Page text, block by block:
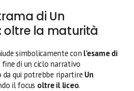
di Un
oltre la maturità
simbolicamente con l’esame di
fine di un ciclo narrativo
qui potrebbe ripartire Un
il focus oltre il liceo.